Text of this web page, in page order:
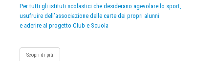
Per tutti gli istituti scolastici che desiderano agevolare lo sport,
usufruire dell’associazione delle carte dei propri alunni
e aderire al progetto Club e Scuola
Scopri di più